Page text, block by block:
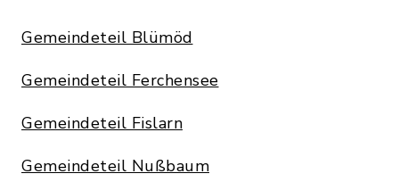
Gemeindeteil Blümöd
Gemeindeteil Ferchensee
Gemeindeteil Fislarn
Gemeindeteil Nußbaum